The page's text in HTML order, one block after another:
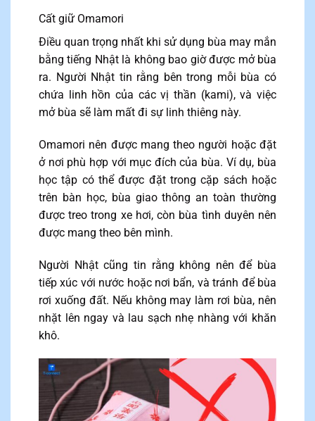
Cất giữ Omamori
Điều quan trọng nhất khi sử dụng bùa may mắn
bằng tiếng Nhật là không bao giờ được mở bùa
ra. Người Nhật tin rằng bên trong mỗi bùa có
chứa linh hồn của các vị thần (kami), và việc
mở bùa sẽ làm mất đi sự linh thiêng này.
Omamori nên được mang theo người hoặc đặt
ở nơi phù hợp với mục đích của bùa. Ví dụ, bùa
học tập có thể được đặt trong cặp sách hoặc
trên bàn học, bùa giao thông an toàn thường
được treo trong xe hơi, còn bùa tình duyên nên
được mang theo bên mình.
Người Nhật cũng tin rằng không nên để bùa
tiếp xúc với nước hoặc nơi bẩn, và tránh để bùa
rơi xuống đất. Nếu không may làm rơi bùa, nên
nhặt lên ngay và lau sạch nhẹ nhàng với khăn
khô.